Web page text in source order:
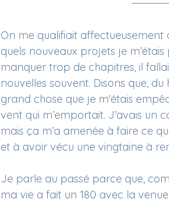
On me qualifiait
quels nouveaux projets je
manquer trop de chapitres, il
nouvelles souvent. Disons que,
grand chose que je m'étais
vent qui m’emportait. J’avais un
mais ça m’a amenée à faire ce
et à avoir vécu une vingtaine à
Je parle au passé parce que,
ma vie a fait un 180 avec la